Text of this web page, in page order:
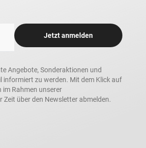
Jetzt anmelden
Angebote, Sonderaktionen und
informiert zu werden. Mit dem Klick auf
im Rahmen unserer
Zeit über den Newsletter abmelden.